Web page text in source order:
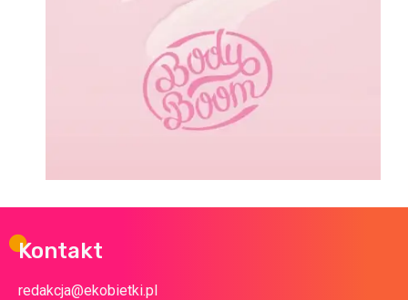
Kontakt
redakcja@ekobietki.pl